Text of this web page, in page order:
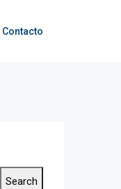
Contacto
Search